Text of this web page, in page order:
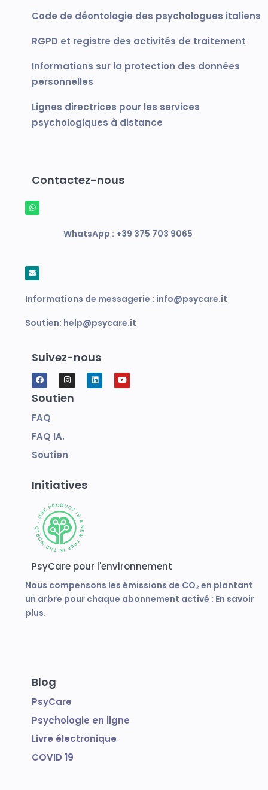
Code de déontologie des psychologues italiens
RGPD et registre des activités de traitement
Informations sur la protection des données
personnelles
Lignes directrices pour les services
psychologiques à distance
Contactez-nous
WhatsApp : +39 375 703 9065
Informations de messagerie : info@psycare.it
Soutien: help@psycare.it
Suivez-nous
Soutien
FAQ
FAQ IA.
Soutien
Initiatives
PsyCare pour l'environnement
Nous compensons les émissions de CO₂ en plantant
un arbre pour chaque abonnement activé : En savoir
plus.
Blog
PsyCare
Psychologie en ligne
Livre électronique
COVID 19